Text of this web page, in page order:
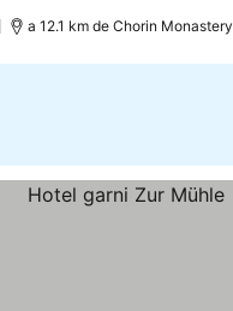
a 12.1 km de Chorin Monastery